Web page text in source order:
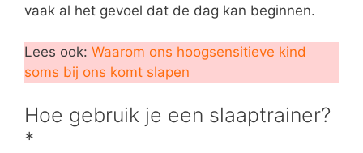
vaak al het gevoel dat de dag kan beginnen.
Lees ook: Waarom ons hoogsensitieve kind
soms bij ons komt slapen
Hoe gebruik je een slaaptrainer?
*